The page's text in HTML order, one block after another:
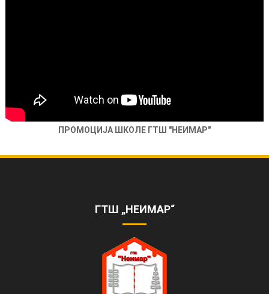
ПРОМОЦИЈА ШКОЛЕ ГТШ "НЕИМАР"
ZVANI%C4%8CNIKANAL
ГТШ „НЕИМАР“